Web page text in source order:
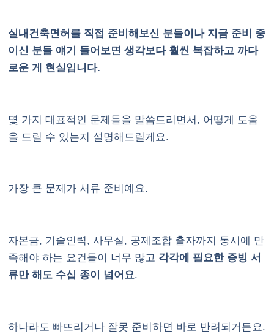
실내건축면허를 직접 준비해보신 분들이나 지금 준비 중
이신 분들 얘기 들어보면 생각보다 훨씬 복잡하고 까다
로운 게 현실입니다.
몇 가지 대표적인 문제들을 말씀드리면서, 어떻게 도움
을 드릴 수 있는지 설명해드릴게요.
가장 큰 문제가 서류 준비예요.
자본금, 기술인력, 사무실, 공제조합 출자까지 동시에 만
족해야 하는 요건들이 너무 많고 각각에 필요한 증빙 서
류만 해도 수십 종이 넘어요.
하나라도 빠뜨리거나 잘못 준비하면 바로 반려되거든요.